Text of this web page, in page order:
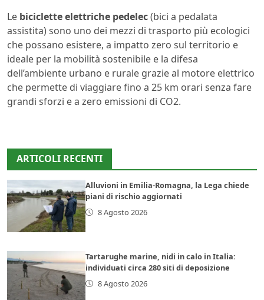
Le biciclette elettriche pedelec(bici a pedalata
assistita) sono uno dei mezzi di trasporto più ecologici
che possano esistere, a impatto zero sul territorio e
ideale per la mobilità sostenibile e la difesa
dell’ambiente urbano e rurale grazie al motore elettrico
che permette di viaggiare fino a 25 km orari senza fare
grandi sforzi e a zero emissioni di CO2.
ARTICOLI RECENTI
Alluvioni in Emilia-Romagna, la Lega chiede
piani di rischio aggiornati
8 Agosto 2026
Tartarughe marine, nidi in calo in Italia:
individuati circa 280 siti di deposizione
8 Agosto 2026